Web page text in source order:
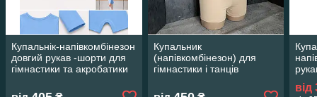
Купальнік-напівкомбінезон
довгий рукав -шорти для
гімнастики та акробатики
Купальник
(напівкомбінезон) для
гімнастики і танців
від